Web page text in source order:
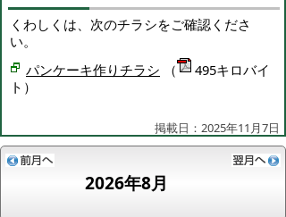
くわしくは、次のチラシをご確認くださ
い。
パンケーキ作りチラシ （
495キロバイ
ト）
掲載日：2025年11月7日
2026年8月